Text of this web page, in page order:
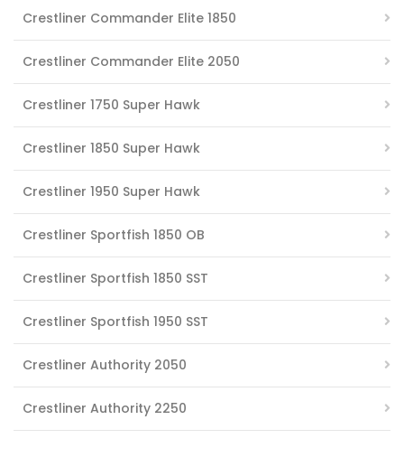
Crestliner Commander Elite 1850
Crestliner Commander Elite 2050
Crestliner 1750 Super Hawk
Crestliner 1850 Super Hawk
Crestliner 1950 Super Hawk
Crestliner Sportfish 1850 OB
Crestliner Sportfish 1850 SST
Crestliner Sportfish 1950 SST
Crestliner Authority 2050
Crestliner Authority 2250